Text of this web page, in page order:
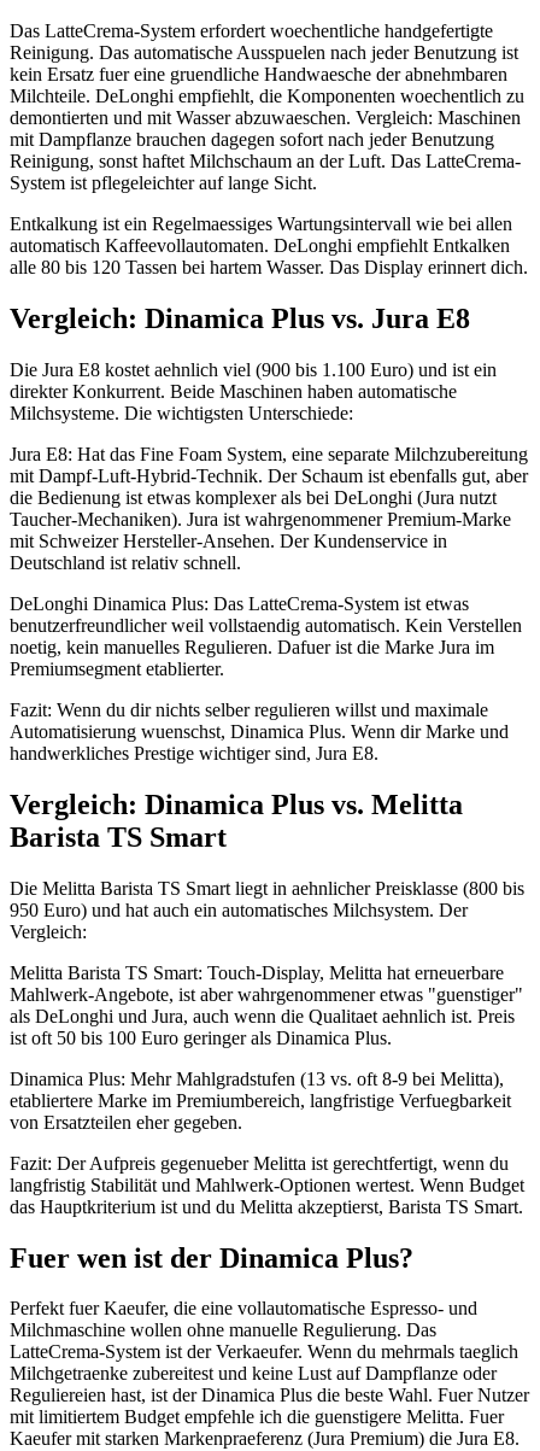
Das LatteCrema-System erfordert woechentliche handgefertigte
Reinigung. Das automatische Ausspuelen nach jeder Benutzung ist
kein Ersatz fuer eine gruendliche Handwaesche der abnehmbaren
Milchteile. DeLonghi empfiehlt, die Komponenten woechentlich zu
demontierten und mit Wasser abzuwaeschen. Vergleich: Maschinen
mit Dampflanze brauchen dagegen sofort nach jeder Benutzung
Reinigung, sonst haftet Milchschaum an der Luft. Das LatteCrema-
System ist pflegeleichter auf lange Sicht.
Entkalkung ist ein Regelmaessiges Wartungsintervall wie bei allen
automatisch Kaffeevollautomaten. DeLonghi empfiehlt Entkalken
alle 80 bis 120 Tassen bei hartem Wasser. Das Display erinnert dich.
Vergleich: Dinamica Plus vs. Jura E8
Die Jura E8 kostet aehnlich viel (900 bis 1.100 Euro) und ist ein
direkter Konkurrent. Beide Maschinen haben automatische
Milchsysteme. Die wichtigsten Unterschiede:
Jura E8: Hat das Fine Foam System, eine separate Milchzubereitung
mit Dampf-Luft-Hybrid-Technik. Der Schaum ist ebenfalls gut, aber
die Bedienung ist etwas komplexer als bei DeLonghi (Jura nutzt
Taucher-Mechaniken). Jura ist wahrgenommener Premium-Marke
mit Schweizer Hersteller-Ansehen. Der Kundenservice in
Deutschland ist relativ schnell.
DeLonghi Dinamica Plus: Das LatteCrema-System ist etwas
benutzerfreundlicher weil vollstaendig automatisch. Kein Verstellen
noetig, kein manuelles Regulieren. Dafuer ist die Marke Jura im
Premiumsegment etablierter.
Fazit: Wenn du dir nichts selber regulieren willst und maximale
Automatisierung wuenschst, Dinamica Plus. Wenn dir Marke und
handwerkliches Prestige wichtiger sind, Jura E8.
Vergleich: Dinamica Plus vs. Melitta
Barista TS Smart
Die Melitta Barista TS Smart liegt in aehnlicher Preisklasse (800 bis
950 Euro) und hat auch ein automatisches Milchsystem. Der
Vergleich:
Melitta Barista TS Smart: Touch-Display, Melitta hat erneuerbare
Mahlwerk-Angebote, ist aber wahrgenommener etwas "guenstiger"
als DeLonghi und Jura, auch wenn die Qualitaet aehnlich ist. Preis
ist oft 50 bis 100 Euro geringer als Dinamica Plus.
Dinamica Plus: Mehr Mahlgradstufen (13 vs. oft 8-9 bei Melitta),
etabliertere Marke im Premiumbereich, langfristige Verfuegbarkeit
von Ersatzteilen eher gegeben.
Fazit: Der Aufpreis gegenueber Melitta ist gerechtfertigt, wenn du
langfristig Stabilität und Mahlwerk-Optionen wertest. Wenn Budget
das Hauptkriterium ist und du Melitta akzeptierst, Barista TS Smart.
Fuer wen ist der Dinamica Plus?
Perfekt fuer Kaeufer, die eine vollautomatische Espresso- und
Milchmaschine wollen ohne manuelle Regulierung. Das
LatteCrema-System ist der Verkaeufer. Wenn du mehrmals taeglich
Milchgetraenke zubereitest und keine Lust auf Dampflanze oder
Reguliereien hast, ist der Dinamica Plus die beste Wahl. Fuer Nutzer
mit limitiertem Budget empfehle ich die guenstigere Melitta. Fuer
Kaeufer mit starken Markenpraeferenz (Jura Premium) die Jura E8.